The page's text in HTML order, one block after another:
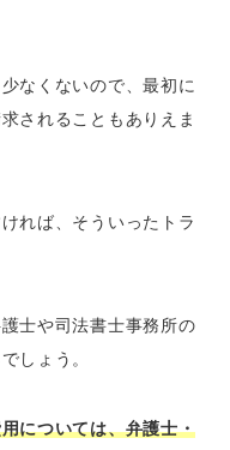
なくないので、最初に
されることも ありえま
れば、そういったトラ
士や司法書士事務所の
しょう。
については、弁護士・